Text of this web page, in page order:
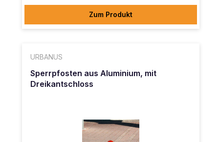
Zum Produkt
URBANUS
Sperrpfosten aus Aluminium, mit
Dreikantschloss